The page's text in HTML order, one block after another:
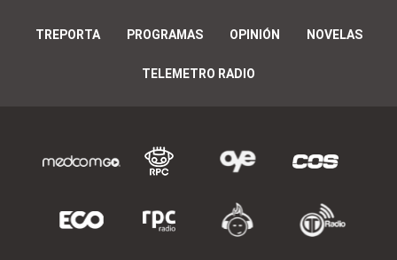
TREPORTA PROGRAMAS OPINIÓN NOVELAS
TELEMETRO RADIO